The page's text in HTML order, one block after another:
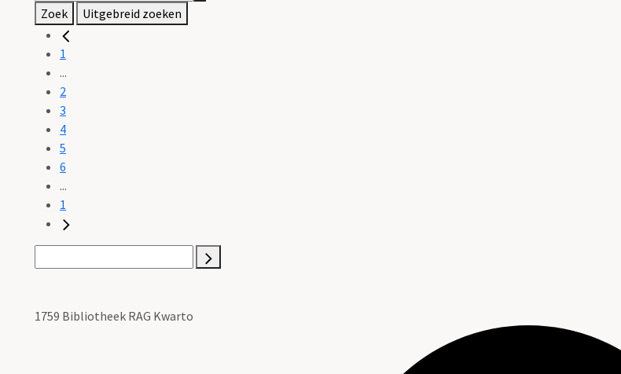
Zoek Uitgebreid zoeken
1
...
2
3
4
5
6
...
1
1759 Bibliotheek RAG Kwarto